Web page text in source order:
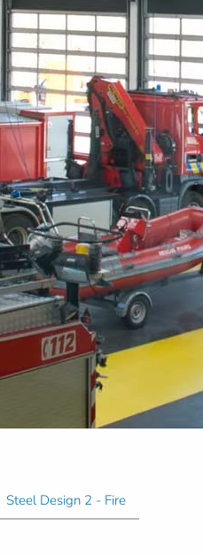
Steel Design 2 - Fire